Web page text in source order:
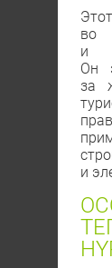
во
и
Он
за
и